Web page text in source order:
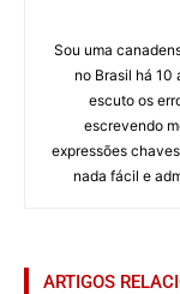
Sou uma
no Brasil há 10
escuto os
escrevendo
expressões
nada fácil e
ARTIGOS